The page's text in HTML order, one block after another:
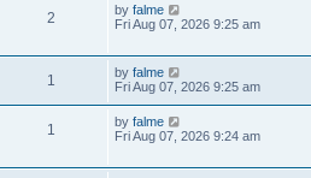
2 by falme
Fri Aug 07, 2026 9:25 am
1 by falme
Fri Aug 07, 2026 9:25 am
1 by falme
Fri Aug 07, 2026 9:24 am